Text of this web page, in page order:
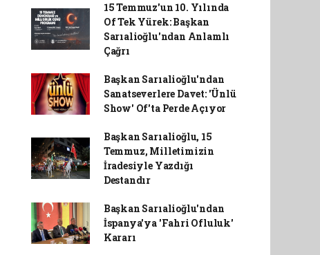
15 Temmuz'un 10. Yılında
Of Tek Yürek: Başkan
Sarıalioğlu'ndan Anlamlı
Çağrı
Başkan Sarıalioğlu'ndan
Sanatseverlere Davet: 'Ünlü
Show' Of'ta Perde Açıyor
Başkan Sarıalioğlu, 15
Temmuz, Milletimizin
İradesiyle Yazdığı
Destandır
Başkan Sarıalioğlu'ndan
İspanya'ya 'Fahri Ofluluk'
Kararı